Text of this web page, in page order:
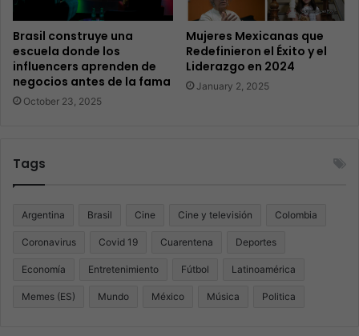
Brasil construye una
escuela donde los
influencers aprenden de
negocios antes de la fama
October 23, 2025
Mujeres Mexicanas que
Redefinieron el Éxito y el
Liderazgo en 2024
January 2, 2025
Tags
Argentina Brasil Cine Cine y televisión Colombia
Coronavirus Covid 19 Cuarentena Deportes
Economía Entretenimiento Fútbol Latinoamérica
Memes (ES) Mundo México Música Politica